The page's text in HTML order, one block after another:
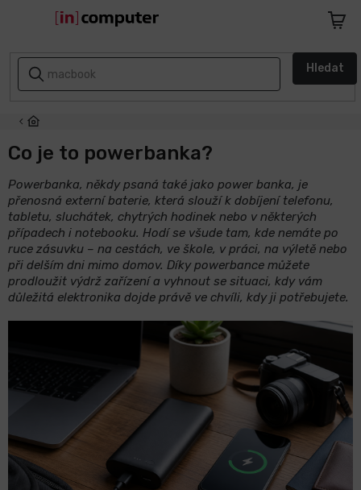
Hledat
AKCE
SLEVY
DO
ŠKOLY
Notebooky
Počítače
Telefony
a
Příslušenství
Co je to powerbanka?
Powerbanka, někdy psaná také jako power banka, je
přenosná externí baterie, která slouží k dobíjení telefonu,
tabletu, sluchátek, chytrých hodinek nebo v některých
případech i notebooku. Hodí se všude tam, kde nemáte po
ruce zásuvku – na cestách, ve škole, v práci, na výletě nebo
při delším dni mimo domov. Díky powerbance můžete
prodloužit výdrž zařízení a vyhnout se situaci, kdy vám
důležitá elektronika dojde právě ve chvíli, kdy ji potřebujete.